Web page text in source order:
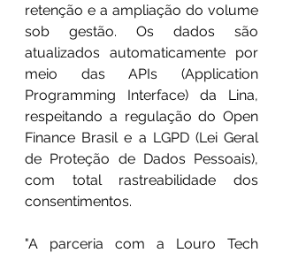
retenção e a ampliação do volume
sob gestão. Os dados são
atualizados automaticamente por
meio das APIs (Application
Programming Interface) da Lina,
respeitando a regulação do Open
Finance Brasil e a LGPD (Lei Geral
de Proteção de Dados Pessoais),
com total rastreabilidade dos
consentimentos.
"A parceria com a Louro Tech